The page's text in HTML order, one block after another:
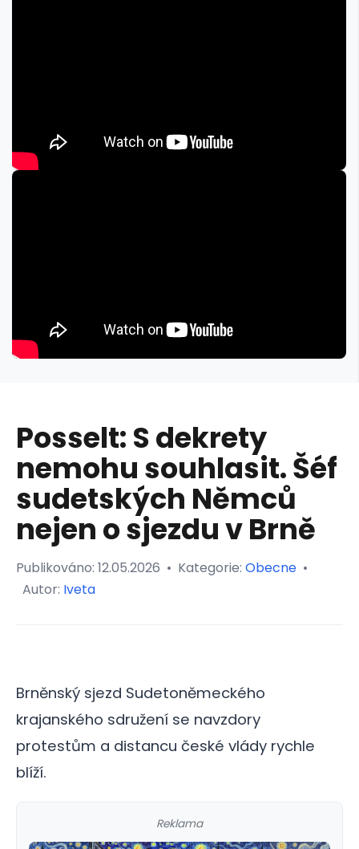
Posselt: S dekrety
nemohu souhlasit. Šéf
sudetských Němců
nejen o sjezdu v Brně
Publikováno: 12.05.2026 • Kategorie: Obecne •
Autor: Iveta
Brněnský sjezd Sudetoněmeckého
krajanského sdružení se navzdory
protestům a distancu české vlády rychle
blíží.
Reklama